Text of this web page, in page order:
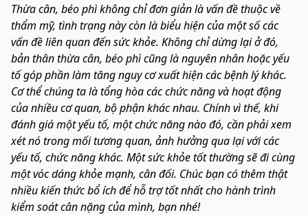
Thừa cân, béo phì không chỉ đơn giản là vấn đề thuộc về
thẩm mỹ, tình trạng này còn là biểu hiện của một số các
vấn đề liên quan đến sức khỏe. Không chỉ dừng lại ở đó,
bản thân thừa cân, béo phì cũng là nguyên nhân hoặc yếu
tố góp phần làm tăng nguy cơ xuất hiện các bệnh lý khác.
Cơ thể chúng ta là tổng hòa các chức năng và hoạt động
của nhiều cơ quan, bộ phận khác nhau. Chính vì thế, khi
đánh giá một yếu tố, một chức năng nào đó, cần phải xem
xét nó trong mối tương quan, ảnh hưởng qua lại với các
yếu tố, chức năng khác. Một sức khỏe tốt thường sẽ đi cùng
một vóc dáng khỏe mạnh, cân đối. Chúc bạn có thêm thật
nhiều kiến thức bổ ích để hỗ trợ tốt nhất cho hành trình
kiểm soát cân nặng của mình, bạn nhé!